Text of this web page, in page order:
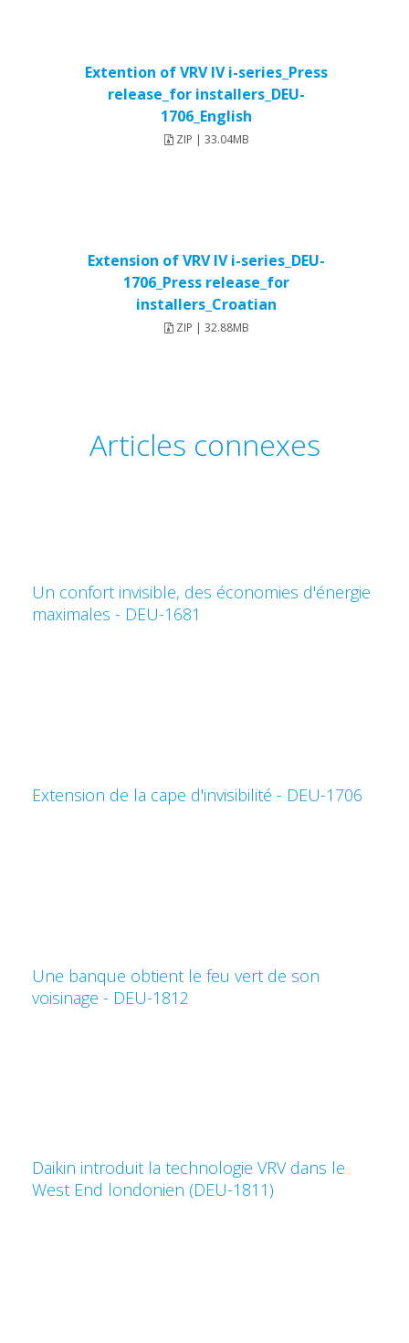
Extention of VRV IV i-series_Press
release_for installers_DEU-
1706_English
ZIP | 33.04MB
Extension of VRV IV i-series_DEU-
1706_Press release_for
installers_Croatian
ZIP | 32.88MB
Articles connexes
Un confort invisible, des économies d'énergie
maximales - DEU-1681
Extension de la cape d'invisibilité - DEU-1706
Une banque obtient le feu vert de son
voisinage - DEU-1812
Daikin introduit la technologie VRV dans le
West End londonien (DEU-1811)